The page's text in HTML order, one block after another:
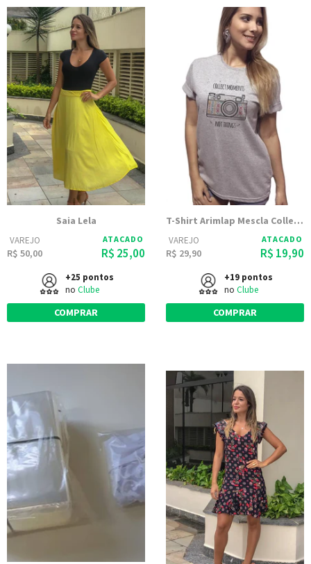
Saia Lela
VAREJO
R$ 50,00
ATACADO
R$ 25,00
+25 pontos
no Clube
COMPRAR
T-Shirt Arimlap Mescla Collect Moments
VAREJO
R$ 29,90
ATACADO
R$ 19,90
+19 pontos
no Clube
COMPRAR